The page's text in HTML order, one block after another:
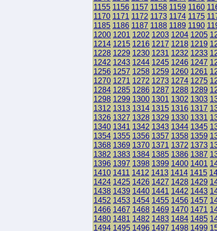
1155 1156 1157 1158 1159 1160
1170 1171 1172 1173 1174 1175
1185 1186 1187 1188 1189 1190
1200 1201 1202 1203 1204 1205
1214 1215 1216 1217 1218 1219
1228 1229 1230 1231 1232 1233
1242 1243 1244 1245 1246 1247
1256 1257 1258 1259 1260 1261
1270 1271 1272 1273 1274 1275
1284 1285 1286 1287 1288 1289
1298 1299 1300 1301 1302 1303
1312 1313 1314 1315 1316 1317
1326 1327 1328 1329 1330 1331
1340 1341 1342 1343 1344 1345
1354 1355 1356 1357 1358 1359
1368 1369 1370 1371 1372 1373
1382 1383 1384 1385 1386 1387
1396 1397 1398 1399 1400 1401
1410 1411 1412 1413 1414 1415
1424 1425 1426 1427 1428 1429
1438 1439 1440 1441 1442 1443
1452 1453 1454 1455 1456 1457
1466 1467 1468 1469 1470 1471
1480 1481 1482 1483 1484 1485
1494 1495 1496 1497 1498 1499